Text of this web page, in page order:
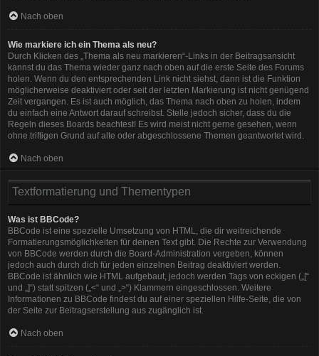
Nach oben
Wie markiere ich ein Thema als neu?
Durch Klicken des „Thema als neu markieren“-Links in der Beitragsansicht
kannst du das Thema wieder ganz nach oben auf die erste Seite des Forums
holen. Wenn du den entsprechenden Link nicht siehst, dann ist die Funktion
möglicherweise deaktiviert oder seit der letzten Markierung ist nicht genügend
Zeit vergangen. Es ist auch möglich, das Thema nach oben zu holen, indem
du einfach eine Antwort darauf schreibst. Stelle jedoch sicher, dass du die
Regeln dieses Boards beachtest! Es wird meist nicht gerne gesehen, wenn
ohne triftigen Grund auf alte oder abgeschlossene Themen geantwortet wird.
Nach oben
Textformatierung und Thementypen
Was ist BBCode?
BBCode ist eine spezielle Umsetzung von HTML, die dir weitreichende
Formatierungsmöglichkeiten für deinen Text gibt. Die Rechte zur Verwendung
von BBCode werden durch die Board-Administration vergeben, können
jedoch auch durch dich für jeden einzelnen Beitrag deaktiviert werden.
BBCode ist ähnlich wie HTML aufgebaut, jedoch werden Tags von eckigen („[“
und „]“) statt spitzen („<“ und „>“) Klammern eingeschlossen. Weitere
Informationen zu BBCode findest du auf einer speziellen Hilfe-Seite, die von
der Seite zur Beitragserstellung aus zugänglich ist.
Nach oben